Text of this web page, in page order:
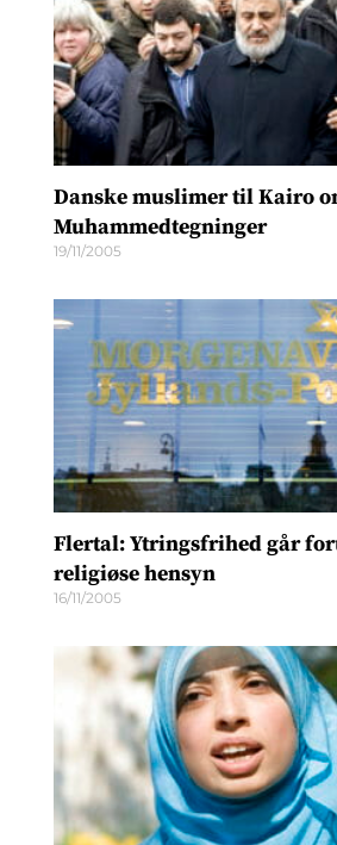
Danske muslimer til Kairo
Muhammedtegninger
19/11/2005
Flertal: Ytringsfrihed går
religiøse hensyn
16/11/2005